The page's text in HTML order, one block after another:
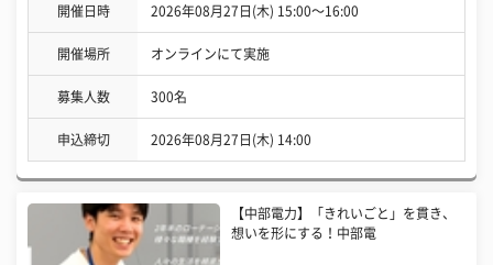
開催日時 2026年08月27日(木) 15:00〜16:00
開催場所 オンラインにて実施
募集人数 300名
申込締切 2026年08月27日(木) 14:00
【中部電力】「きれいごと」を貫き、
想いを形にする！中部電